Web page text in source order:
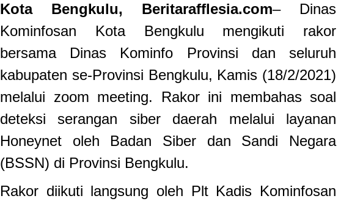
Kota Bengkulu, Beritarafflesia.com– Dinas
Kominfosan Kota Bengkulu mengikuti rakor
bersama Dinas Kominfo Provinsi dan seluruh
kabupaten se-Provinsi Bengkulu, Kamis (18/2/2021)
melalui zoom meeting. Rakor ini membahas soal
deteksi serangan siber daerah melalui layanan
Honeynet oleh Badan Siber dan Sandi Negara
(BSSN) di Provinsi Bengkulu.
Rakor diikuti langsung oleh Plt Kadis Kominfosan